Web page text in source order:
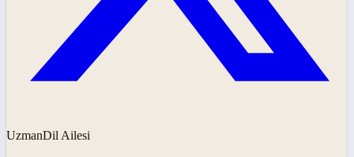
UzmanDil Ailesi